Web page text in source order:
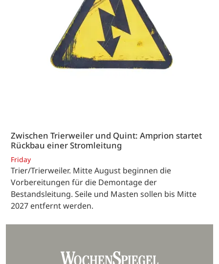
Zwischen Trierweiler und Quint: Amprion startet
Rückbau einer Stromleitung
Friday
Trier/Trierweiler. Mitte August beginnen die
Vorbereitungen für die Demontage der
Bestandsleitung. Seile und Masten sollen bis Mitte
2027 entfernt werden.